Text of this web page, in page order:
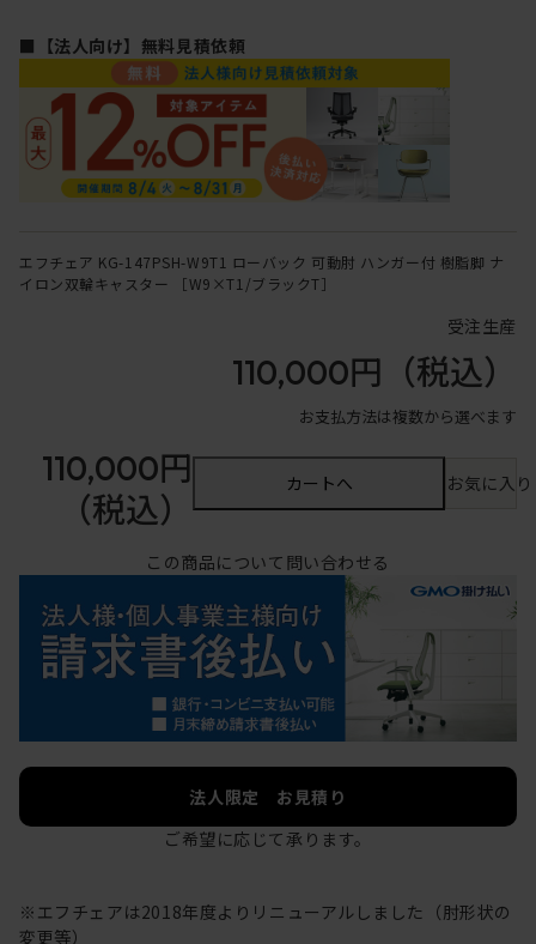
■【法人向け】無料見積依頼
エフチェア KG-147PSH-W9T1 ローバック 可動肘 ハンガー付 樹脂脚 ナ
イロン双輪キャスター ［W9×T1/ブラックT］
受注生産
110,000円 （税込）
お支払方法は複数から選べます
110,000円
（税込）
カートへ お気に入
この商品について問い合わせる
法人限定 お見積り
ご希望に応じて承ります。
※エフチェアは2018年度よりリニューアルしました（肘形状の
変更等）